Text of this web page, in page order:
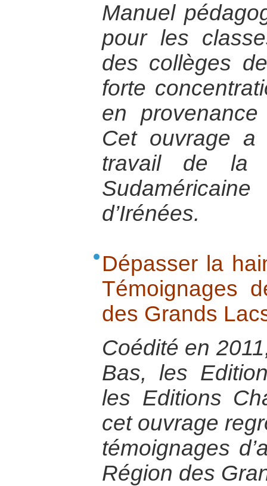
Manuel
pour les
des collèges
forte
en
Cet ouvrage
travail de la
d’Irénées.
Dépasser la
Témoignages
des Grands
Coédité en
Bas, les
les Editions
cet ouvrage
témoignages
Région des